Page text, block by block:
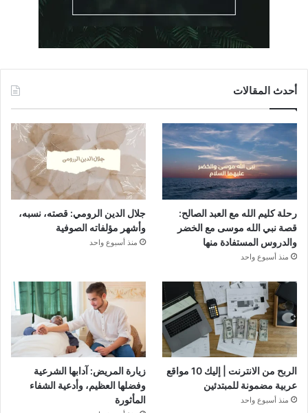
أحدث المقالات
رحلة كليم الله مع العبد الصالح:
قصة نبي الله موسى مع الخضر
والدروس المستفادة منها
منذ أسبوع واحد
جلال الدين الرومي: قصته، نسبه،
وأشهر مؤلفاته الصوفية
منذ أسبوع واحد
الربح من الانترنت | إليك 10 مواقع
عربية مضمونة للمبتدئين
منذ أسبوع واحد
زيارة المريض: آدابها الشرعية
وفضلها العظيم، وأدعية الشفاء
المأثورة